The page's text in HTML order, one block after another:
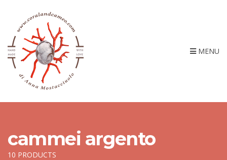
MENU
cammei argento
10 PRODUCTS